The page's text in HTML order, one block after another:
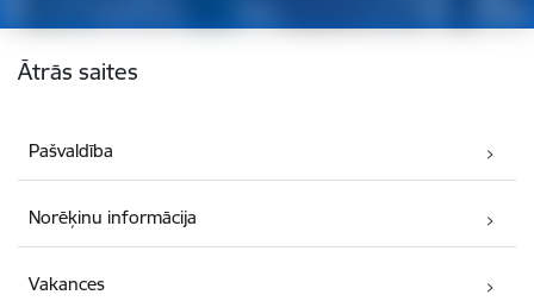
Kājene
Ātrās saites
Pašvaldība
Norēķinu informācija
Vakances